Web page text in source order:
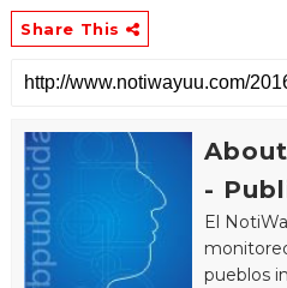
Share This
-
El
pueblos